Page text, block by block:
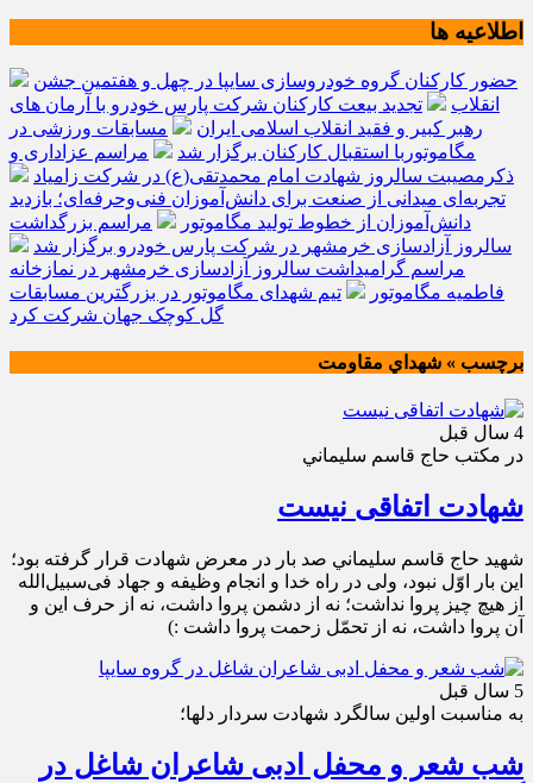
اطلاعیه ها
حضور کارکنان گروه خودروسازی سایپا در چهل و هفتمین جشن
انقلاب
تجدید بیعت کارکنان شرکت پارس خودرو با آرمان های
رهبر کبیر و فقید انقلاب اسلامی ایران
مسابقات ورزشی در
مگاموتوربا استقبال کارکنان برگزار شد
مراسم عزاداری و
ذکرمصیبت سالروز شهادت امام محمدتقی(ع) در شرکت زامیاد
تجربه‌ای میدانی از صنعت برای دانش‌آموزان فنی‌وحرفه‌ای؛ بازدید
دانش‌آموزان از خطوط تولید مگاموتور
مراسم بزرگداشت
سالروز آزادسازی خرمشهر در شرکت پارس خودرو برگزار شد
مراسم گرامیداشت سالروز آزادسازی خرمشهر در نمازخانه
فاطمیه مگاموتور
تیم شهدای مگاموتور در بزرگترین مسابقات
گل کوچک جهان شرکت کرد
برچسب » شهداي مقاومت
4 سال قبل
در مكتب حاج قاسم سليماني
شهادت اتفاقی نیست
شهيد حاج قاسم سليماني صد بار در معرض شهادت قرار گرفته بود؛
این بار اوّل نبود، ولی در راه خدا و انجام وظیفه و جهاد فی‌سبیل‌الله
از هیچ چیز پروا نداشت؛ نه از دشمن پروا داشت، نه از حرف این و
آن پروا داشت، نه از تحمّل زحمت پروا داشت :)
5 سال قبل
به مناسبت اولين سالگرد شهادت سردار دلها؛
شب شعر و محفل ادبی شاعران شاغل در